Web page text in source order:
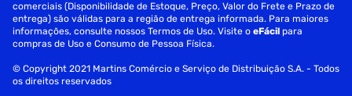
comerciais (Disponibilidade de Estoque, Preço, Valor do Frete e Prazo de
entrega) são válidas para a região de entrega informada. Para maiores
informações, consulte nossos Termos de Uso. Visite oeFácil para
compras de Uso e Consumo de Pessoa Física.
© Copyright 2021 Martins Comércio e Serviço de Distribuição S.A. - Todos
os direitos reservados